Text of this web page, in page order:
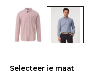
Selecteer je maat